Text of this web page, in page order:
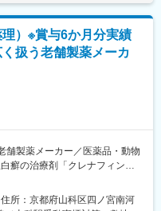
」「試薬」「ソフト」が1つの
ています
止など、風通しのよい風土形
トップクラスの地位を築いて
以上で活躍。海外売上比率約
ト
)は固定手当を含めた表記で
理）※賞与6か月分実績
扱う老舗製薬メーカ
舗製薬メーカー／医薬品・動物
癬の治療剤「クレナフィン」
所を前身として設立された研
所：京都府山科区四ノ宮南河